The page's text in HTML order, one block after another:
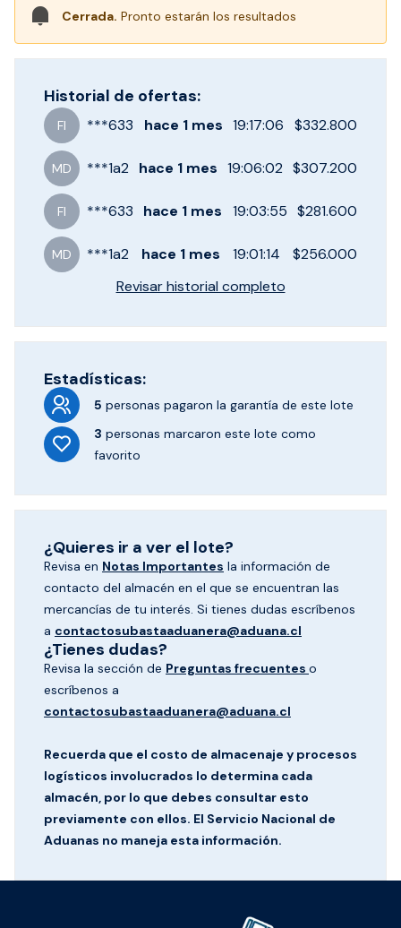
Cerrada. Pronto estarán los resultados
Historial de ofertas:
FI ***633 hace 1 mes 19:17:06 $332.800
MD ***1a2 hace 1 mes 19:06:02 $307.200
FI ***633 hace 1 mes 19:03:55 $281.600
MD ***1a2 hace 1 mes 19:01:14
$256.000
Revisar historial completo
Estadísticas:
5 personas pagaron la garantía de este lote
3 personas marcaron este lote como
favorito
¿Quieres ir a ver el lote?
Revisa en Notas Importantes la información de
contacto del almacén en el que se encuentran las
mercancías de tu interés. Si tienes dudas escríbenos
a contactosubastaaduanera@aduana.cl
¿Tienes dudas?
Revisa la sección de Preguntas frecuentes o
escríbenos a
contactosubastaaduanera@aduana.cl
Recuerda que el costo de almacenaje y procesos
logísticos involucrados lo determina cada
almacén, por lo que debes consultar esto
previamente con ellos. El Servicio Nacional de
Aduanas no maneja esta información.